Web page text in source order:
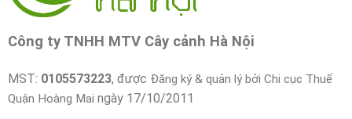
Công ty TNHH MTV Cây cảnh Hà Nội
MST: 0105573223, được Đăng ký & quản lý bởi Chi cục Thuế
Quận Hoàng Mai ngày 17/10/2011